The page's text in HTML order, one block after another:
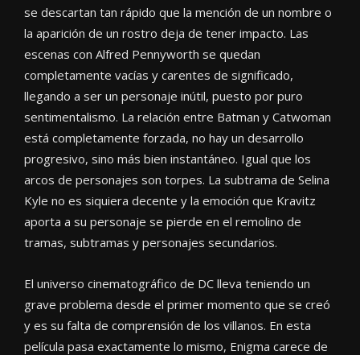
se descartan tan rápido que la mención de un nombre o
la aparición de un rostro deja de tener impacto. Las
escenas con Alfred Pennyworth se quedan
completamente vacías y carentes de significado,
llegando a ser un personaje inútil, puesto por puro
sentimentalismo. La relación entre Batman y Catwoman
está completamente forzada, no hay un desarrollo
progresivo, sino más bien instantáneo. Igual que los
arcos de personajes son torpes. La subtrama de Selina
Kyle no es siquiera decente y la emoción que Kravitz
aporta a su personaje se pierde en el remolino de
tramas, subtramas y personajes secundarios.
El universo cinematográfico de DC lleva teniendo un
grave problema desde el primer momento que se creó
y es su falta de comprensión de los villanos. En esta
película pasa exactamente lo mismo, Enigma carece de